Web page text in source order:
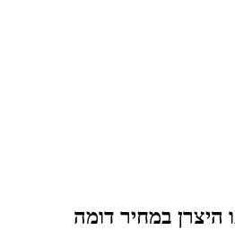
היצרן במחיר דומה